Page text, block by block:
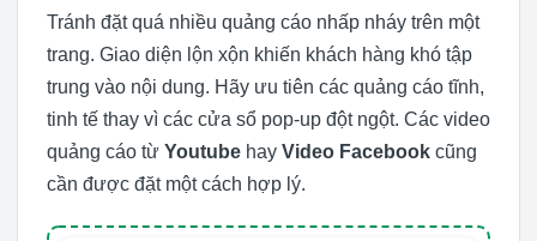
Tránh đặt quá nhiều quảng cáo nhấp nháy trên một
trang. Giao diện lộn xộn khiến khách hàng khó tập
trung vào nội dung. Hãy ưu tiên các quảng cáo tĩnh,
tinh tế thay vì các cửa sổ pop-up đột ngột. Các video
quảng cáo từ Youtube hay Video Facebook cũng
cần được đặt một cách hợp lý.